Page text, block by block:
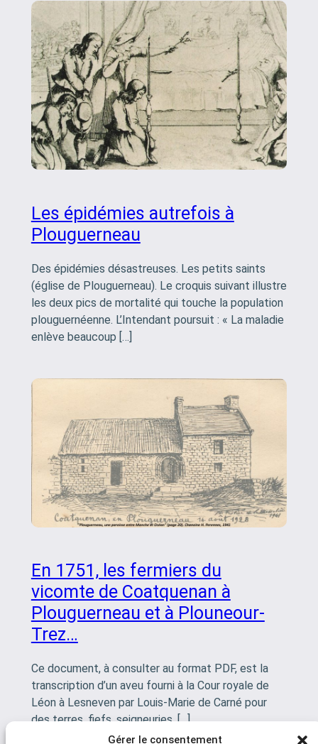
Gérer le consentement
Les épidémies autrefois à
Plouguerneau
Des épidémies désastreuses. Les petits saints
(église de Plouguerneau). Le croquis suivant illustre
les deux pics de mortalité qui touche la population
plouguernéenne. L’Intendant poursuit : « La maladie
enlève beaucoup […]
En 1751, les fermiers du
vicomte de Coatquenan à
Plouguerneau et à Plouneour-
Trez…
Ce document, à consulter au format PDF, est la
transcription d’un aveu fourni à la Cour royale de
Léon à Lesneven par Louis-Marie de Carné pour
des terres, fiefs, seigneuries, […]